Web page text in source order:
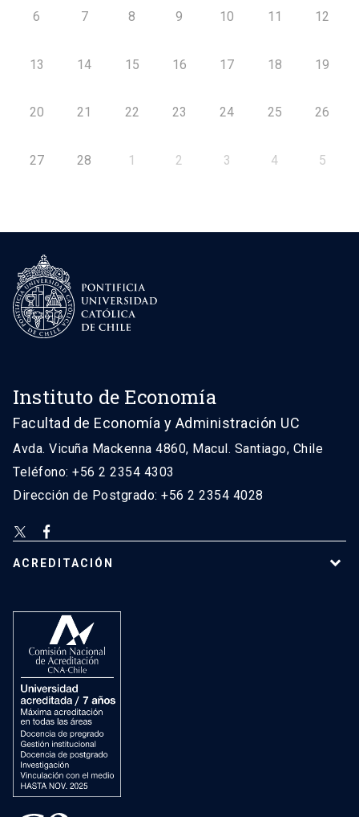
6 7 8 9 10 11 12
13 14 15 16 17 18 19
20 21 22 23 24 25 26
27 28 1 2 3 4 5
Instituto de Economía
Facultad de Economía y Administración UC
Avda. Vicuña Mackenna 4860, Macul. Santiago, Chile
Teléfono: +56 2 2354 4303
Dirección de Postgrado: +56 2 2354 4028
ACREDITACIÓN